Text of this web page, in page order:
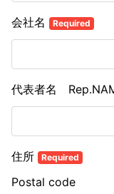
会社名 Required
代表者名
住所 Required
Postal code